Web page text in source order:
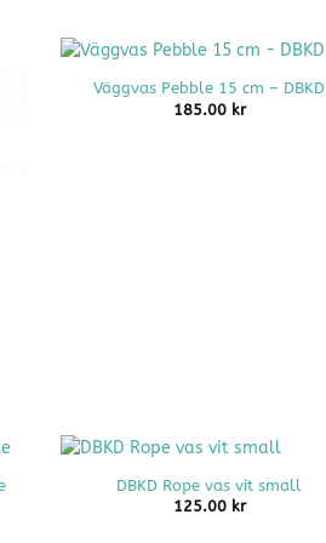
+
Väggvas Pebble 15 cm – DBKD
185.00 kr
+
DBKD Rope vas vit small
125.00 kr